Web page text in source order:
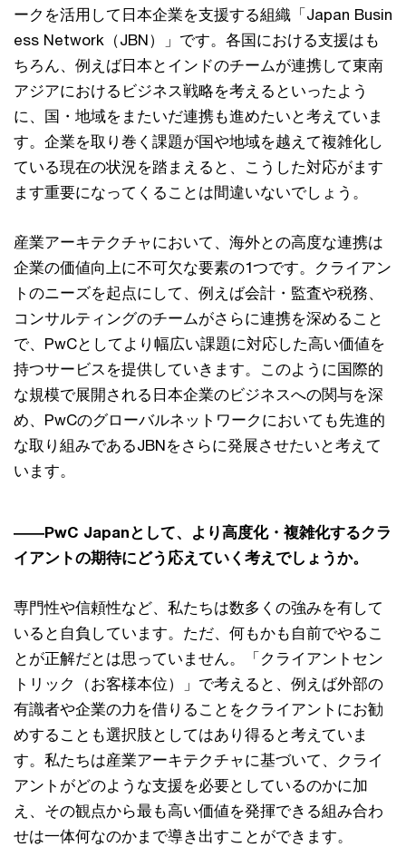
ークを活用して日本企業を支援する組織「Japan Busin
ess Network（JBN）」です。各国における支援はも
ちろん、例えば日本とインドのチームが連携して東南
アジアにおけるビジネス戦略を考えるといったよう
に、国・地域をまたいだ連携も進めたいと考えていま
す。企業を取り巻く課題が国や地域を越えて複雑化し
ている現在の状況を踏まえると、こうした対応がます
ます重要になってくることは間違いないでしょう。
産業アーキテクチャにおいて、海外との高度な連携は
企業の価値向上に不可欠な要素の1つです。クライアン
トのニーズを起点にして、例えば会計・監査や税務、
コンサルティングのチームがさらに連携を深めること
で、PwCとしてより幅広い課題に対応した高い価値を
持つサービスを提供していきます。このように国際的
な規模で展開される日本企業のビジネスへの関与を深
め、PwCのグローバルネットワークにおいても先進的
な取り組みであるJBNをさらに発展させたいと考えて
います。
――PwC Japanとして、より高度化・複雑化するクラ
イアントの期待にどう応えていく考えでしょうか。
専門性や信頼性など、私たちは数多くの強みを有して
いると自負しています。ただ、何もかも自前でやるこ
とが正解だとは思っていません。「クライアントセン
トリック（お客様本位）」で考えると、例えば外部の
有識者や企業の力を借りることをクライアントにお勧
めすることも選択肢としてはあり得ると考えていま
す。私たちは産業アーキテクチャに基づいて、クライ
アントがどのような支援を必要としているのかに加
え、その観点から最も高い価値を発揮できる組み合わ
せは一体何なのかまで導き出すことができます。